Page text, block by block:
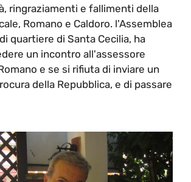
ringraziamenti e fallimenti della
Romano e Caldoro. l'Assemblea
quartiere di Santa Cecilia, ha
un incontro all'assessore
e se si rifiuta di inviare un
della Repubblica, e di passare